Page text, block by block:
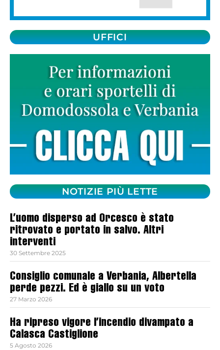
UFFICI
NOTIZIE PIÙ LETTE
L’uomo disperso ad Orcesco è stato
ritrovato e portato in salvo. Altri
interventi
30 Settembre 2025
Consiglio comunale a Verbania, Albertella
perde pezzi. Ed è giallo su un voto
27 Marzo 2026
Ha ripreso vigore l’incendio divampato a
Calasca Castiglione
5 Agosto 2026